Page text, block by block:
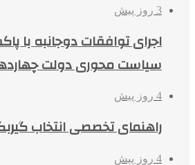
3 روز پیش
اجرای توافقات دوجانبه با
سیاست محوری دولت
4 روز پیش
راهنمای تخصصی انتخاب
4 روز پیش